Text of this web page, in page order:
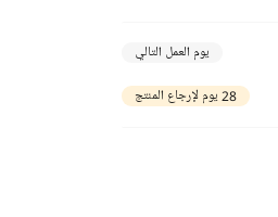
يوم العمل التالي
28 يوم لإرجاع المنتج